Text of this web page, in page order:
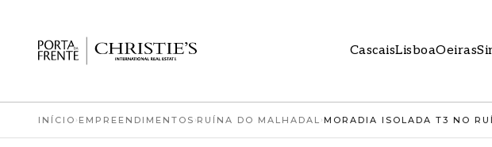
CascaisLisboaOeiras
INÍCIO › EMPREENDIMENTOS ›RUÍNA DO MALHADAL ›